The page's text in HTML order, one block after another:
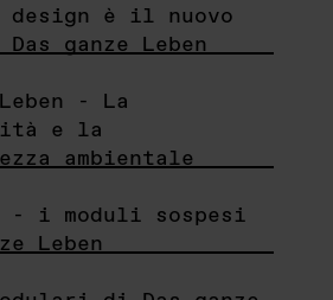
è il nuovo
ganze Leben
- La
e la
ambientale
- i moduli sospesi
Leben